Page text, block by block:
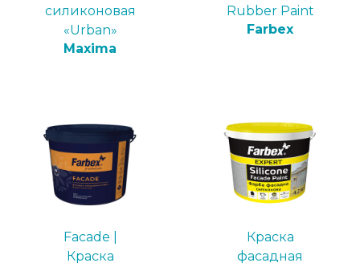
силиконовая
«Urban»
Maxima
Rubber Paint
Farbex
Facade |
Краска
Краска
фасадная